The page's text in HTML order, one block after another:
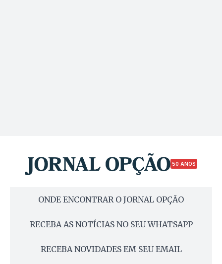
50 ANOS
ONDE ENCONTRAR O JORNAL OPÇÃO
RECEBA AS NOTÍCIAS NO SEU WHATSAPP
RECEBA NOVIDADES EM SEU EMAIL